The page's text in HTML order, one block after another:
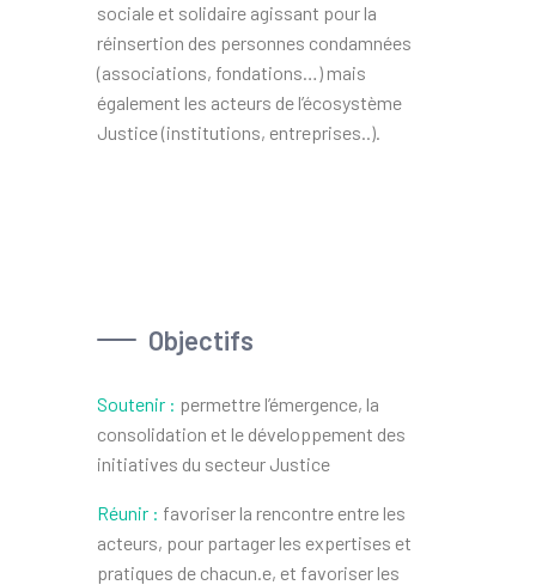
sociale et solidaire agissant pour la
réinsertion des personnes condamnées
(associations, fondations…) mais
également les acteurs de l’écosystème
Justice (institutions, entreprises..).
Objectifs
Soutenir : permettre l’émergence, la
consolidation et le développement des
initiatives du secteur Justice
Réunir : favoriser la rencontre entre les
acteurs, pour partager les expertises et
pratiques de chacun.e, et favoriser les